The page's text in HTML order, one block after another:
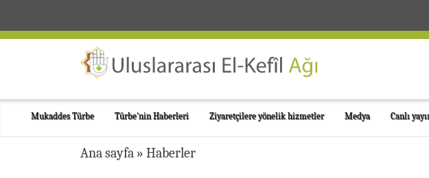
Mukaddes Türbe Türbe'nin Haberleri Ziyaretçilere yönelik hizmetler Medya Canlı
Ana sayfa » Haberler